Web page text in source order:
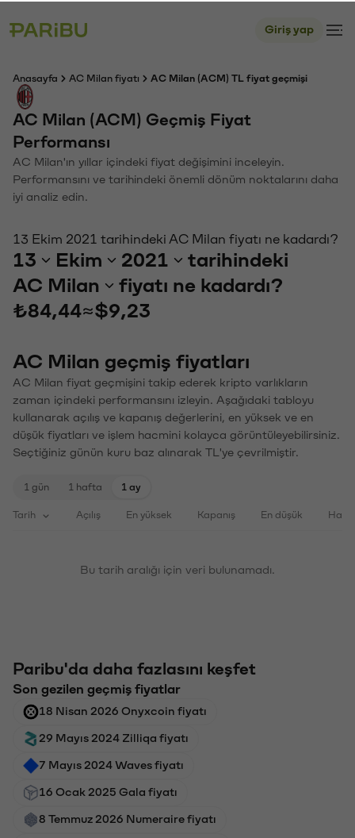
Giriş yap
Anasayfa AC Milan fiyatı AC Milan (ACM) TL fiyat geçmişi
AC Milan (ACM) Geçmiş Fiyat
Performansı
AC Milan'ın yıllar içindeki fiyat değişimini inceleyin.
Performansını ve tarihindeki önemli dönüm noktalarını daha
iyi analiz edin.
13 Ekim 2021 tarihindeki AC Milan fiyatı ne kadardı?
13 Ekim 2021
tarihindeki
AC Milan
fiyatı ne kadardı?
₺84,44≈$9,23
AC Milan geçmiş fiyatları
AC Milan fiyat geçmişini takip ederek kripto varlıkların
zaman içindeki performansını izleyin. Aşağıdaki tabloyu
kullanarak açılış ve kapanış değerlerini, en yüksek ve en
düşük fiyatları ve işlem hacmini kolayca görüntüleyebilirsiniz.
Seçtiğiniz günün kuru baz alınarak TL'ye çevrilmiştir.
1 gün 1 hafta 1 ay
Tarih Açılış En yüksek Kapanış En düşük
Bu tarih aralığı için veri bulunamadı.
Paribu'da daha fazlasını keşfet
Son gezilen geçmiş fiyatlar
18 Nisan 2026 Onyxcoin fiyatı
29 Mayıs 2024 Zilliqa fiyatı
7 Mayıs 2024 Waves fiyatı
16 Ocak 2025 Gala fiyatı
8 Temmuz 2026 Numeraire fiyatı